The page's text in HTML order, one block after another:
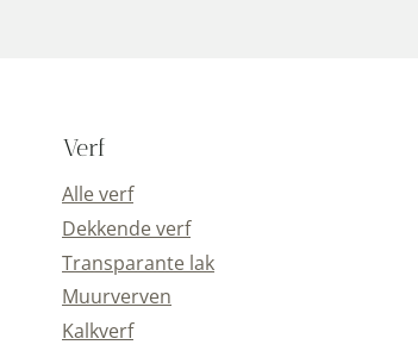
Verf
Alle verf
Dekkende verf
Transparante lak
Muurverven
Kalkverf